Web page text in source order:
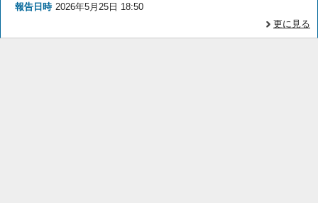
報告日時 2026年5月25日 18:50
更に見る